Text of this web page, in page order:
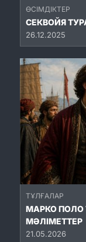
ӨСІМДІКТЕР
СЕКВОЙЯ
26.12.2025
ТҰЛҒАЛАР
МАРКО ПОЛО
МӘЛІМЕТТЕР
21.05.2026